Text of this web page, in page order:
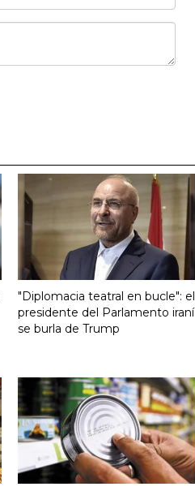
"Diplomacia teatral en bucle": el
presidente del Parlamento iraní
se burla de Trump